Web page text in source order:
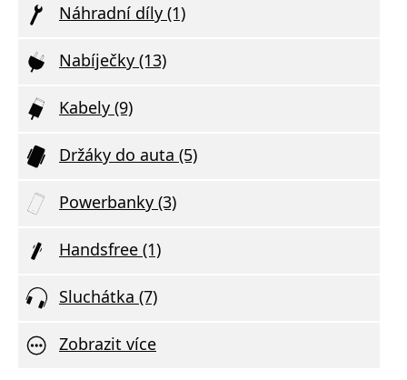
Náhradní díly (1)
Nabíječky (13)
Kabely (9)
Držáky do auta (5)
Powerbanky (3)
Handsfree (1)
Sluchátka (7)
Zobrazit více